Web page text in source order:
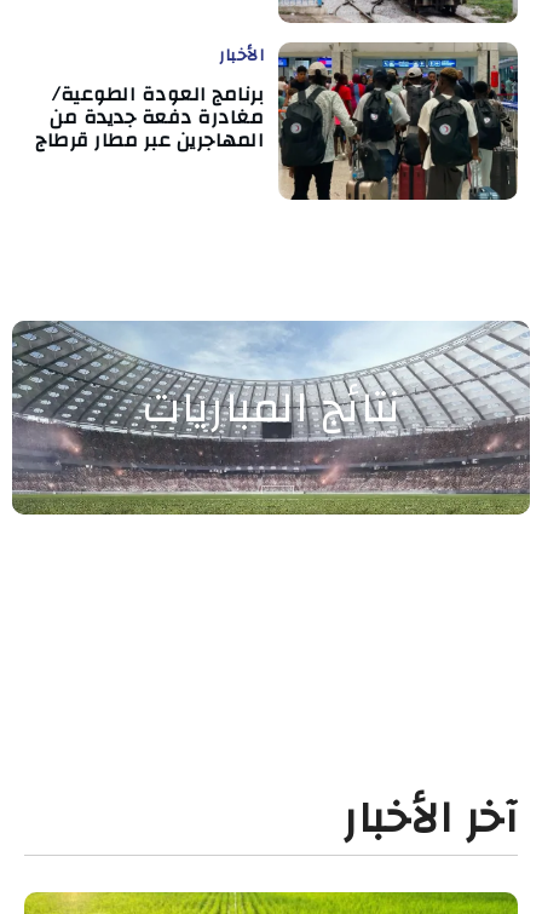
الأخبار
برنامج العودة الطوعية/
مغادرة دفعة جديدة من
المهاجرين عبر مطار قرطاج
نتائج المباريات
آخر الأخبار